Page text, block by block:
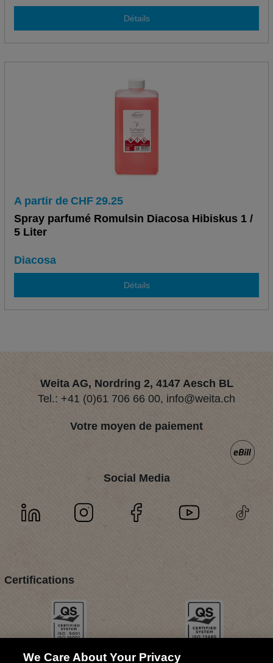
Détails
A partir de CHF 29.25
Spray parfumé Romulsin Diacosa Hibiskus 1 /
5 Liter
Diacosa
Détails
Weita AG, Nordring 2, 4147 Aesch BL
Tel.: +41 (0)61 706 66 00, info@weita.ch
Votre moyen de paiement
Social Media
Certifications
We Care About Your Privacy